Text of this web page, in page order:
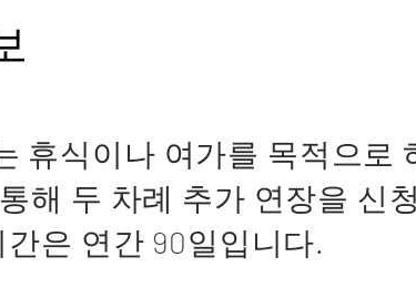
휴식이나 여가를 목적으로
해 두 차례 추가 연장을 신
은 연간 90일입니다.